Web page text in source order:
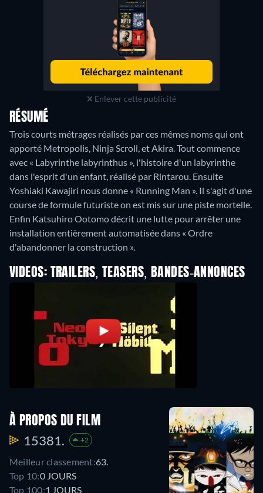
Enlever cette publicité
RÉSUMÉ
Trois courts métrages réalisés par ces mêmes noms qui ont
apporté Metropolis, Ninja Scroll, et Akira. Tout commence
avec « Labyrinthe labyrinthus », l'histoire d'un labyrinthe
dans l'esprit d'un enfant, réalisé par Rintarou. Ensuite
Yoshiaki Kawajiri nous donne « Running Man ». Il s'agit d'une
course de formule futuriste on est mis sur une piste mortelle.
Enfin Katsuhiro Ootomo décrit une lutte pour arrêter une
installation entièrement automatisée dans « Ordre
d'abandonner la construction ».
VIDEOS: TRAILERS, TEASERS, BANDES-ANNONCES
À PROPOS DU FILM
15381. +2
Meilleur classement:63.
Top 10:0 JOURS
Top 100:1 JOURS